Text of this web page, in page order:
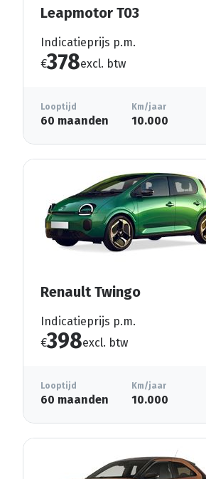
Leapmotor T03
Indicatieprijs p.m.
€378excl. btw
Looptijd
60 maanden
Km/jaar
10.000
Renault Twingo
Indicatieprijs p.m.
€398excl. btw
Looptijd
60 maanden
Km/jaar
10.000